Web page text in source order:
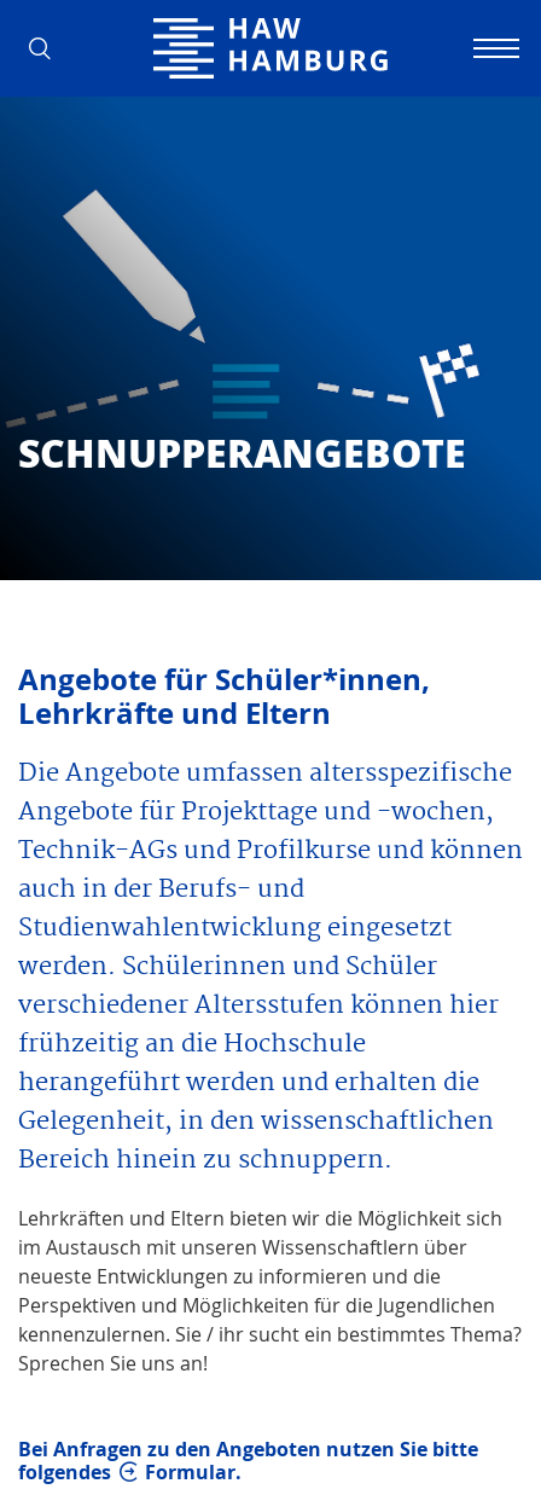
Hochschule für Angewandte
SCHNUPPERANGEBOTE
Angebote für Schüler*innen,
Lehrkräfte und Eltern
Die Angebote umfassen altersspezifische
Angebote für Projekttage und -wochen,
Technik-AGs und Profilkurse und können
auch in der Berufs- und
Studienwahlentwicklung eingesetzt
werden. Schülerinnen und Schüler
verschiedener Altersstufen können hier
frühzeitig an die Hochschule
herangeführt werden und erhalten die
Gelegenheit, in den wissenschaftlichen
Bereich hinein zu schnuppern.
Lehrkräften und Eltern bieten wir die Möglichkeit sich
im Austausch mit unseren Wissenschaftlern über
neueste Entwicklungen zu informieren und die
Perspektiven und Möglichkeiten für die Jugendlichen
kennenzulernen. Sie / ihr sucht ein bestimmtes Thema?
Sprechen Sie uns an!
Bei Anfragen zu den Angeboten nutzen Sie bitte
folgendes
Formular.